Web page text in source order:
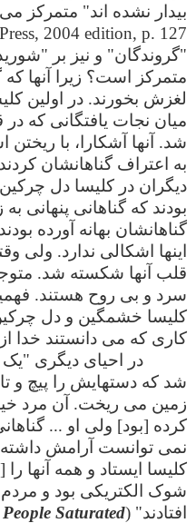
بیدار نشده اند" متمرکز
"گروندگان" و نیز بر
متمرکز است؟ زیرا آنها
لغزش بخورند. در اولین
میان نجات یافتگانی که در
شد. آنها آشکارا، با
به اعتراف گناهانشان
دیگران در کلیسا دل
بودند که گناهانی پنهانی
گناهانشان بهانه آورده
اینها اشکالی ندارد. ولی
قلب آنها شکسته شد.
سرد و بی روح هستند.
کلیسا خشمگین و دل
کاری که می دانستند خدا از
در احیای دیگری "یک
شد که دستهایش را پیچ و
زمین می ریخت. آن مرد
کرده [بود] ولی او ...
نمی توانست آرامش داشته
کلیسا ایستاد و همه آنها
شوک الکتریکی بود و
افتادند" (Brian Edwards,Saturated